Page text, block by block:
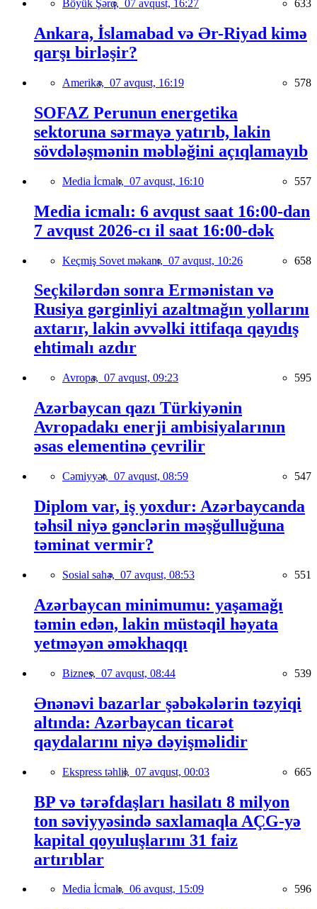
Böyük Şərq, 07 avqust, 16:27 633
Ankara, İslamabad və Ər-Riyad kimə
qarşı birləşir?
Amerika, 07 avqust, 16:19 578
SOFAZ Perunun energetika
sektoruna sərmayə yatırıb, lakin
sövdələşmənin məbləğini açıqlamayıb
Media İcmalı, 07 avqust, 16:10 557
Media icmalı: 6 avqust saat 16:00-dan
7 avqust 2026-cı il saat 16:00-dək
Keçmiş Sovet məkanı, 07 avqust, 10:26 658
Seçkilərdən sonra Ermənistan və
Rusiya gərginliyi azaltmağın yollarını
axtarır, lakin əvvəlki ittifaqa qayıdış
ehtimalı azdır
Avropa, 07 avqust, 09:23 595
Azərbaycan qazı Türkiyənin
Avropadakı enerji ambisiyalarının
əsas elementinə çevrilir
Cəmiyyət, 07 avqust, 08:59 547
Diplom var, iş yoxdur: Azərbaycanda
təhsil niyə gənclərin məşğulluğuna
təminat vermir?
Sosial sahə, 07 avqust, 08:53 551
Azərbaycan minimumu: yaşamağı
təmin edən, lakin müstəqil həyata
yetməyən əməkhaqqı
Biznes, 07 avqust, 08:44 539
Ənənəvi bazarlar şəbəkələrin təzyiqi
altında: Azərbaycan ticarət
qaydalarını niyə dəyişməlidir
Ekspress təhlil, 07 avqust, 00:03 665
BP və tərəfdaşları hasilatı 8 milyon
ton səviyyəsində saxlamaqla AÇG-yə
kapital qoyuluşlarını 31 faiz
artırıblar
Media İcmalı, 06 avqust, 15:09 596